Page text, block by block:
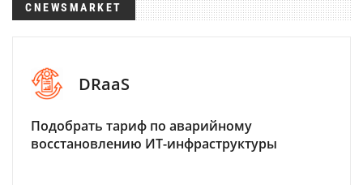
CNEWSMARKET
DRaaS
Подобрать тариф по аварийному
восстановлению ИТ-инфраструктуры